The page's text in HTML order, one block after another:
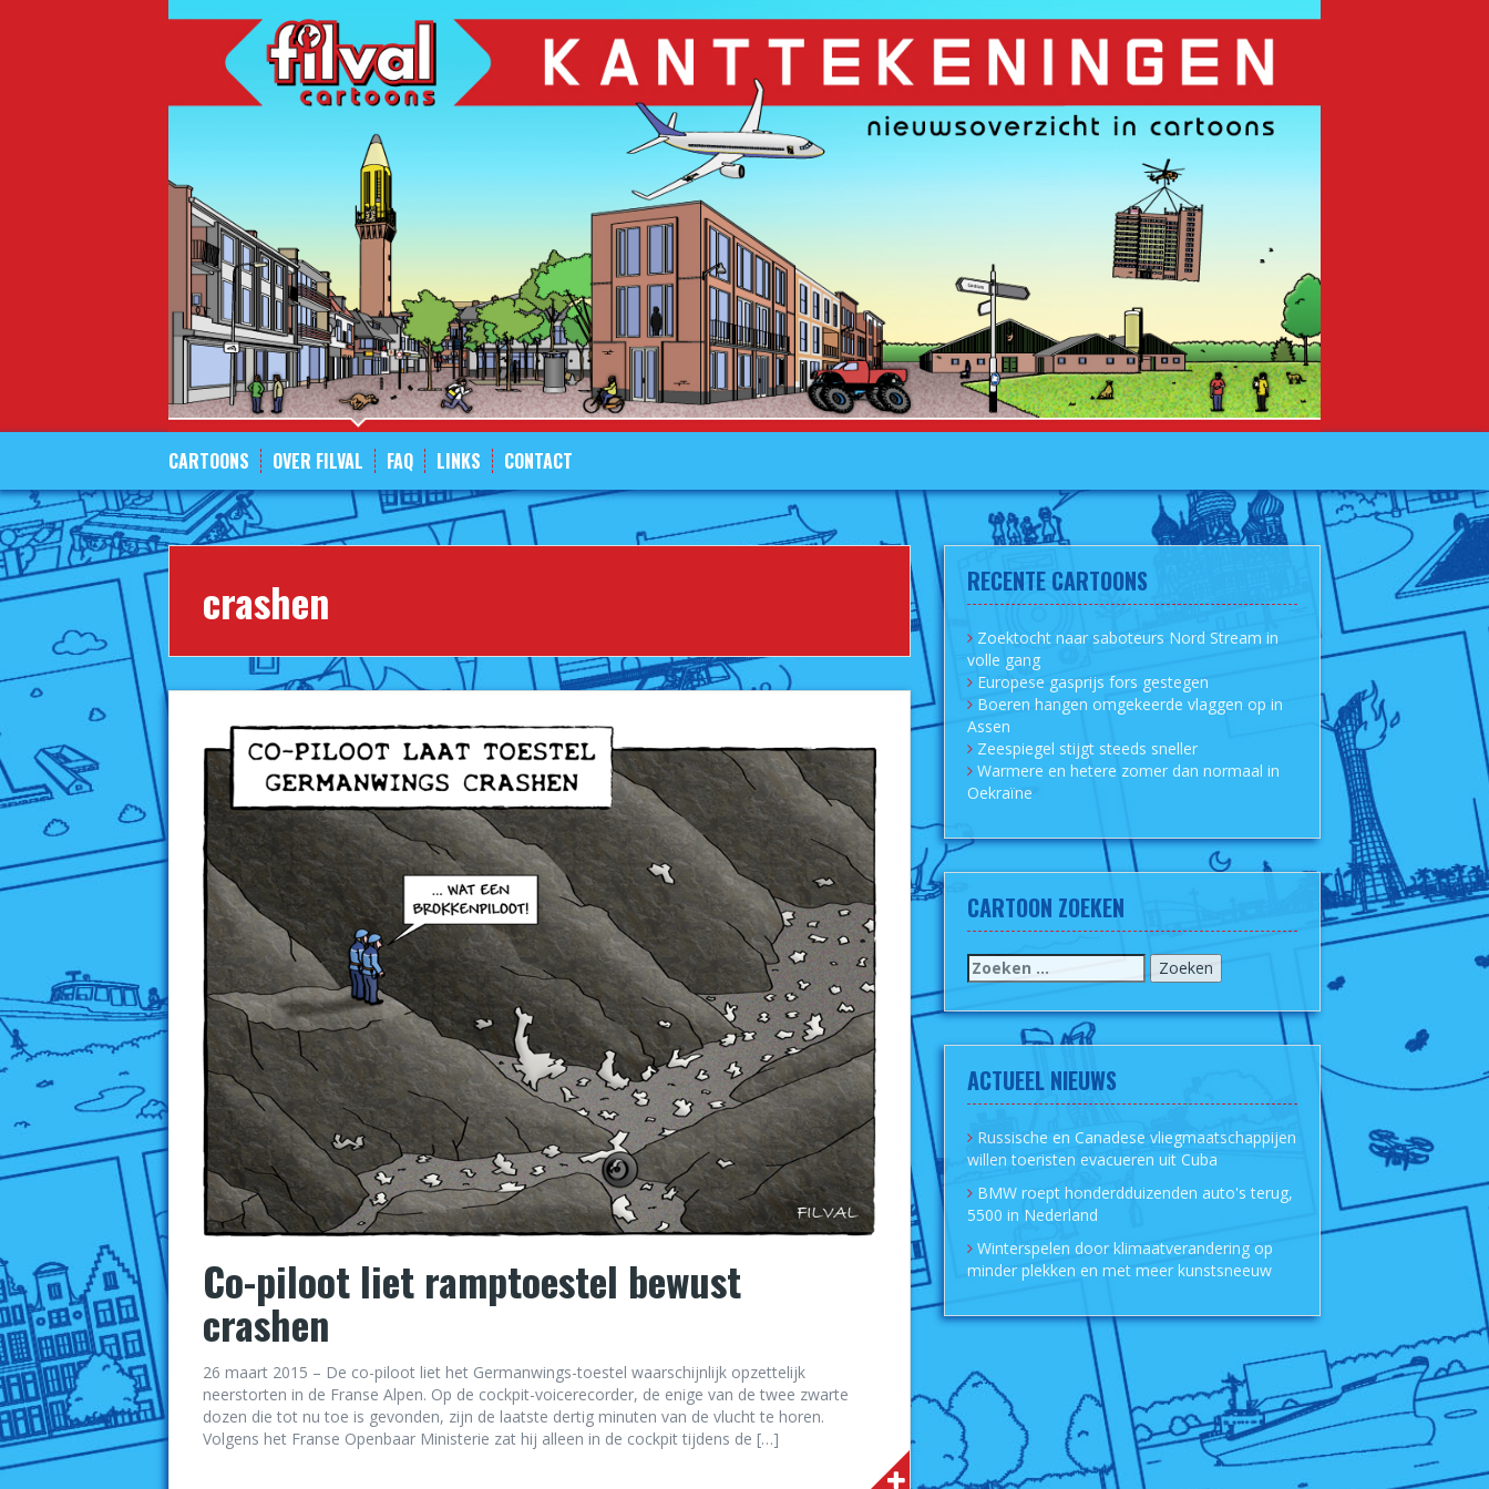
CARTOONS OVER FILVAL FAQ LINKS CONTACT
crashen
Co-piloot liet ramptoestel bewust
crashen
26 maart 2015 – De co-piloot liet het Germanwings-toestel waarschijnlijk opzettelijk
neerstorten in de Franse Alpen. Op de cockpit-voicerecorder, de enige van de twee zwarte
dozen die tot nu toe is gevonden, zijn de laatste dertig minuten van de vlucht te horen.
Volgens het Franse Openbaar Ministerie zat hij alleen in de cockpit tijdens de […]
RECENTE CARTOONS
Zoektocht naar saboteurs Nord Stream in
volle gang
Europese gasprijs fors gestegen
Boeren hangen omgekeerde vlaggen op in
Assen
Zeespiegel stijgt steeds sneller
Warmere en hetere zomer dan normaal in
Oekraïne
CARTOON ZOEKEN
Zoeken
naar:
ACTUEEL NIEUWS
Russische en Canadese vliegmaatschappijen
willen toeristen evacueren uit Cuba
BMW roept honderdduizenden auto's terug,
5500 in Nederland
Winterspelen door klimaatverandering op
minder plekken en met meer kunstsneeuw